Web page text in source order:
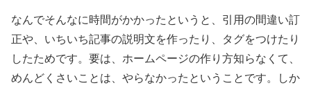
なんでそんなに時間がかかったというと、引用の間違い訂
正や、いちいち記事の説明文を作ったり、タグをつけたり
したためです。要は、ホームページの作り方知らなくて、
めんどくさいことは、やらなかったということです。しか